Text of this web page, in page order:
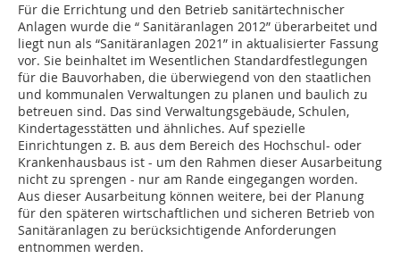
Für die Errichtung und den Betrieb sanitärtechnischer
Anlagen wurde die “ Sanitäranlagen 2012” überarbeitet und
liegt nun als “Sanitäranlagen 2021” in aktualisierter Fassung
vor. Sie beinhaltet im Wesentlichen Standardfestlegungen
für die Bauvorhaben, die überwiegend von den staatlichen
und kommunalen Verwaltungen zu planen und baulich zu
betreuen sind. Das sind Verwaltungsgebäude, Schulen,
Kindertagesstätten und ähnliches. Auf spezielle
Einrichtungen z. B. aus dem Bereich des Hochschul- oder
Krankenhausbaus ist - um den Rahmen dieser Ausarbeitung
nicht zu sprengen - nur am Rande eingegangen worden.
Aus dieser Ausarbeitung können weitere, bei der Planung
für den späteren wirtschaftlichen und sicheren Betrieb von
Sanitäranlagen zu berücksichtigende Anforderungen
entnommen werden.